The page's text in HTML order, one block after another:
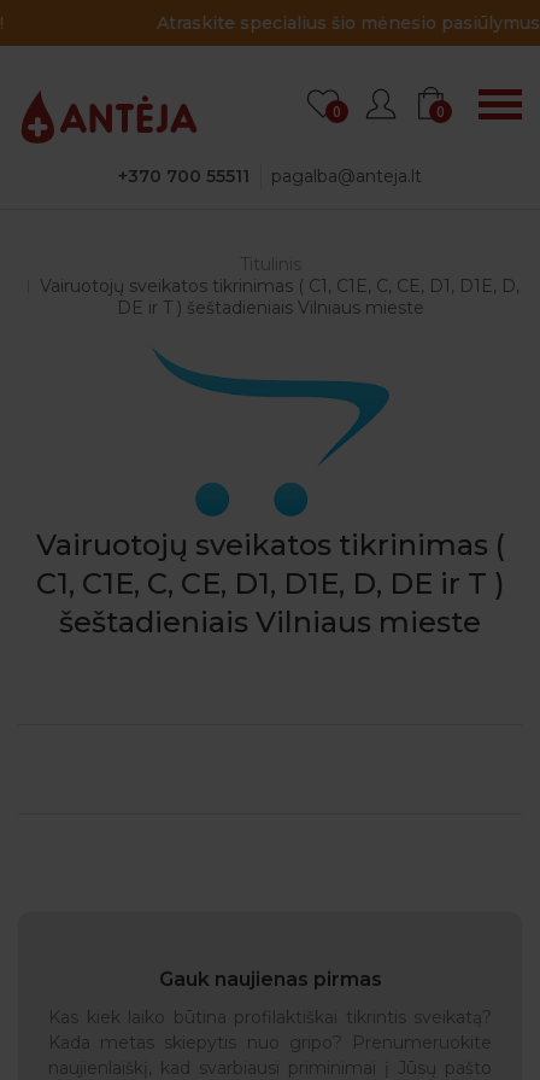
Atraskite specialius šio mėnesio pasiūlymus!
+370 700 55511 pagalba@anteja.lt
0 0
Titulinis
Vairuotojų sveikatos tikrinimas ( C1, C1E, C, CE, D1, D1E, D,
DE ir T ) šeštadieniais Vilniaus mieste
Vairuotojų sveikatos tikrinimas (
C1, C1E, C, CE, D1, D1E, D, DE ir T )
šeštadieniais Vilniaus mieste
Gauk naujienas pirmas
Kas kiek laiko būtina profilaktiškai tikrintis sveikatą?
Kada metas skiepytis nuo gripo? Prenumeruokite
naujienlaiškį, kad svarbiausi priminimai į Jūsų pašto